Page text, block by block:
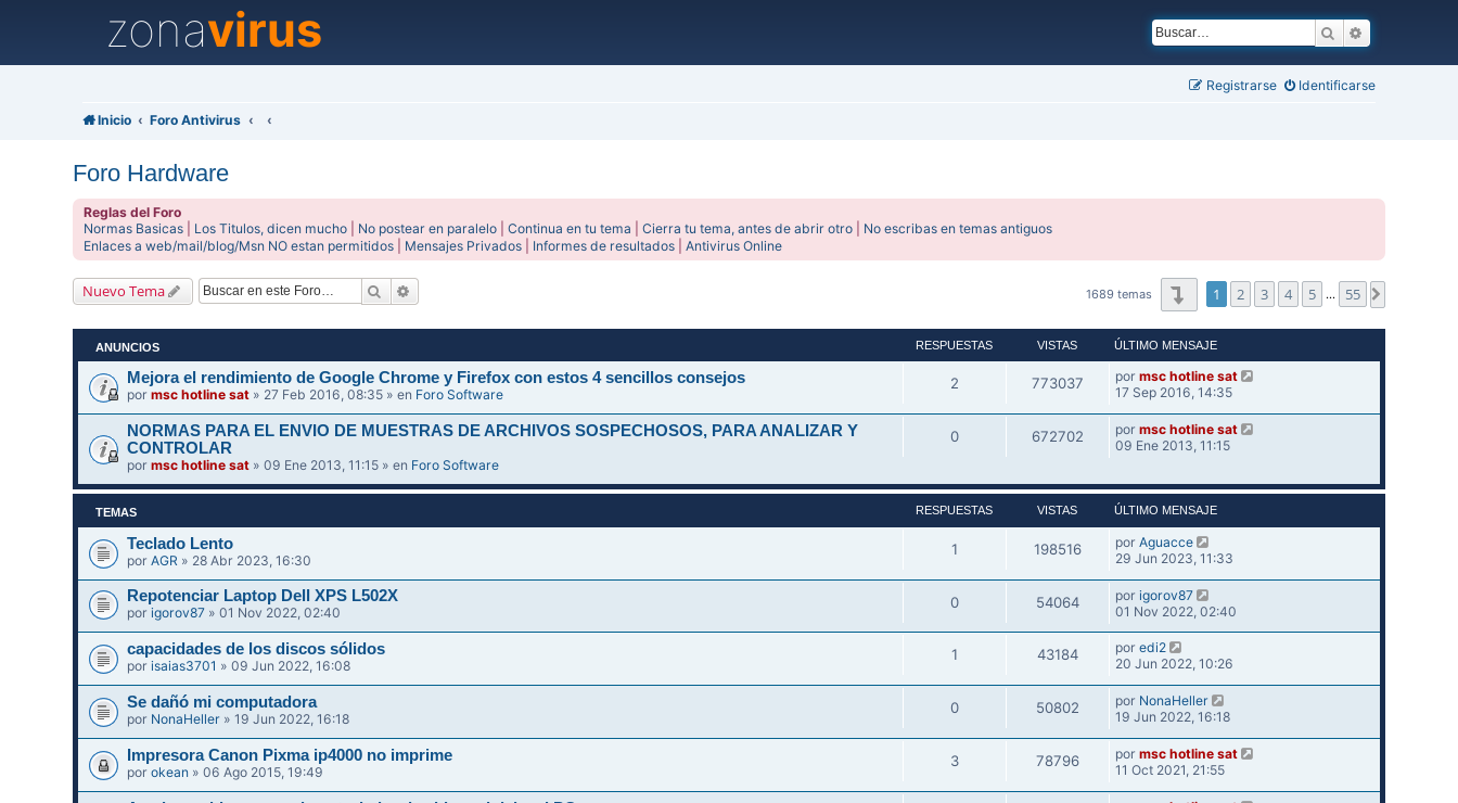
zonavirus Buscar
Identificarse
Registrarse
Inicio Foro Antivirus
Foro Hardware
Reglas del Foro
Normas Basicas
Los Titulos, dicen mucho No postear en paralelo |Continua en tu tema |Cierra tu tema, antes de abrir otro
No escribas en temas antiguos
Enlaces a web/mail/blog/Msn NO estan permitidos
Mensajes Privados Informes de resultados |Antivirus Online
Nuevo Tema Buscar 1689 temas Página1 de
1 2 3 4 5 … 55
ANUNCIOS RESPUESTAS VISTAS ÚLTIMO MENSAJE
Mejora el rendimiento de Google Chrome y Firefox con estos 4 sencillos consejos
pormsc hotline sat » 27 Feb 2016, 08:35 » en Foro Software
2 773037 por msc hotline sat
17 Sep 2016, 14:35
NORMAS PARA EL ENVIO DE MUESTRAS DE ARCHIVOS SOSPECHOSOS, PARA ANALIZAR Y
CONTROLAR
pormsc hotline sat » 09 Ene 2013, 11:15 » en Foro Software
0 672702 por msc hotline sat
09 Ene 2013, 11:15
TEMAS RESPUESTAS VISTAS ÚLTIMO MENSAJE
Teclado Lento
porAGR » 28 Abr 2023, 16:30
1 198516 por Aguacce
29 Jun 2023, 11:33
Repotenciar Laptop Dell XPS L502X
porigorov87 » 01 Nov 2022, 02:40
0 54064 por igorov87
01 Nov 2022, 02:40
capacidades de los discos sólidos
porisaias3701 » 09 Jun 2022, 16:08
1 43184 por edi2
20 Jun 2022, 10:26
Se dañó mi computadora
por NonaHeller » 19 Jun 2022, 16:18
0 50802 por NonaHeller
19 Jun 2022, 16:18
Impresora Canon Pixma ip4000 no imprime
porokean » 06 Ago 2015, 19:49
3 78796 por msc hotline sat
11 Oct 2021, 21:55